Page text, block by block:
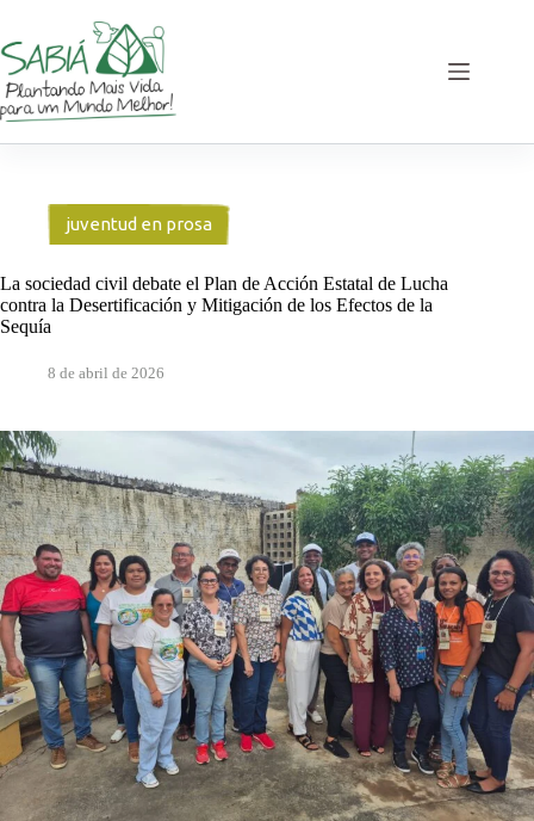
contenido
juventud en prosa
La sociedad civil debate el Plan de Acción Estatal de Lucha
contra la Desertificación y Mitigación de los Efectos de la
Sequía
8 de abril de 2026